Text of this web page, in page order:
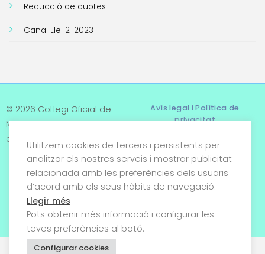
Reducció de quotes
Canal Llei 2-2023
© 2026 Col·legi Oficial de
Metges de Tarragona. Tots
els drets reservats
Avís legal i Política de
privacitat
Termes i condicions
Política de cookies
Utilitzem cookies de tercers i persistents per
analitzar els nostres serveis i mostrar publicitat
relacionada amb les preferències dels usuaris
d’acord amb els seus hàbits de navegació.
Llegir més
Pots obtenir més informació i configurar les
teves preferències al botó.
Configurar cookies